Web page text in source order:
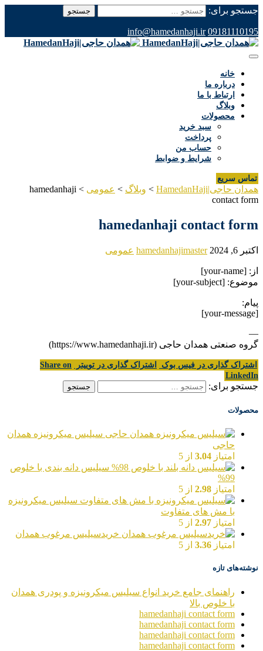
جستجو برای:
09181110195
info@hamedanhaji.ir
خانه
درباره ما
ارتباط با ما
وبلاگ
محصولات
سبد خرید
پرداخت
حساب من
شرایط و ضوابط
تماس سریع
همدان حاجی|HamedanHaji > وبلاگ > عمومی >
hamedanhaji
contact form
hamedanhaji contact form
اکتبر 6, 2024 hamedanhajimaster عمومی
از: [your-name]
موضوع: [your-subject]
پیام:
[your-message]
—
گروه صنعتی همدان حاجی (https://www.hamedanhaji.ir)
اشتراک گذاری در فیس بوک اشتراک گذاری در توییتر
Share on
LinkedIn
جستجو برای:
محصولات
سیلیس میکرونیزه همدان
حاجی
امتیاز 3.04 از 5
سیلیس دانه بندی با خلوص
99%
امتیاز 2.98 از 5
سیلیس میکرونیزه
با مش های متفاوت
امتیاز 2.97 از 5
خریدسیلیس مرغوب همدان
امتیاز 3.36 از 5
نوشته‌های تازه
راهنمای جامع خرید انواع سیلیس میکرونیزه و پودری همدان
با خلوص بالا
hamedanhaji contact form
hamedanhaji contact form
hamedanhaji contact form
hamedanhaji contact form